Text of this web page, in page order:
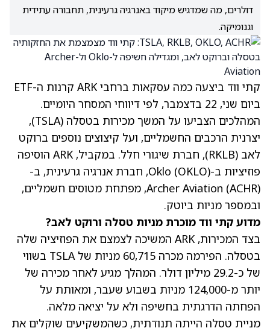
דולרים, מה שמדגיש מיקוד באנרגיה גרעינית, תחבורה עתידית
וגנומיקה.
קתי ווד ביצעה כמה עסקאות ברחבי ARK קרנות ה-ETF
ביום שני, 22 בדצמבר, לפי דיווחי המסחר היומיים.
המהלכים הצביעו על המשך מכירות בטסלה (TSLA)
,
יצרנית הרכבים החשמליים, ועל קיצוצים נוספים ברוקט
לאב (RKLB)
, חברת שיגורי חלל. במקביל, ARK הוסיפה
פוזיציות ב-Oklo(OKLO)
, חברת אנרגיה גרעינית, ב-
Archer Aviation (ACHR)
, מפתחת מטוסים חשמליים,
ובמספר מניות ביוטק.
מדוע קתי ווד מוכרת מניות טסלה ורוקט לאב?
בצד המכירות, ARK המשיכה לצמצם את הפוזיציה שלה
בטסלה. הפירמה מכרה 60,715 מניות של TSLA בשווי
של כ-29.2 מיליון דולר. המהלך מגיע לאחר מכירה של
יותר מ-124,000 מניות בשבוע שעבר, ומאותת על
הפחתה הדרגתית בחשיפה ולא על יציאה מלאה.
מניית טסלה הייתה תנודתית, כשהמשקיעים שוקלים את